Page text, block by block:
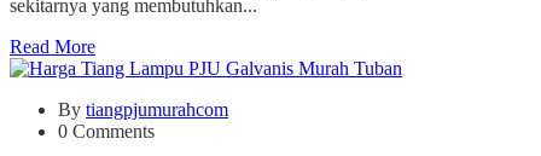
sekitarnya yang membutuhkan...
Read More
By tiangpjumurahcom
0 Comments